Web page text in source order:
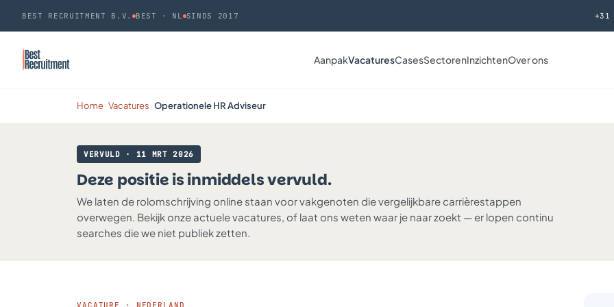
BEST RECRUITMENT B.V. BEST · NL SINDS 2017
AanpakVacaturesCasesSectorenInzichtenOver ons
Home Vacatures Operationele HR Adviseur
VERVULD · 11 MRT 2026
Deze positie is inmiddels vervuld.
We laten de rolomschrijving online staan voor vakgenoten die vergelijkbare carrièrestappen
overwegen. Bekijk onze actuele vacatures, of laat ons weten waar je naar zoekt — er lopen continu
searches die we niet publiek zetten.
VACATURE · NEDERLAND